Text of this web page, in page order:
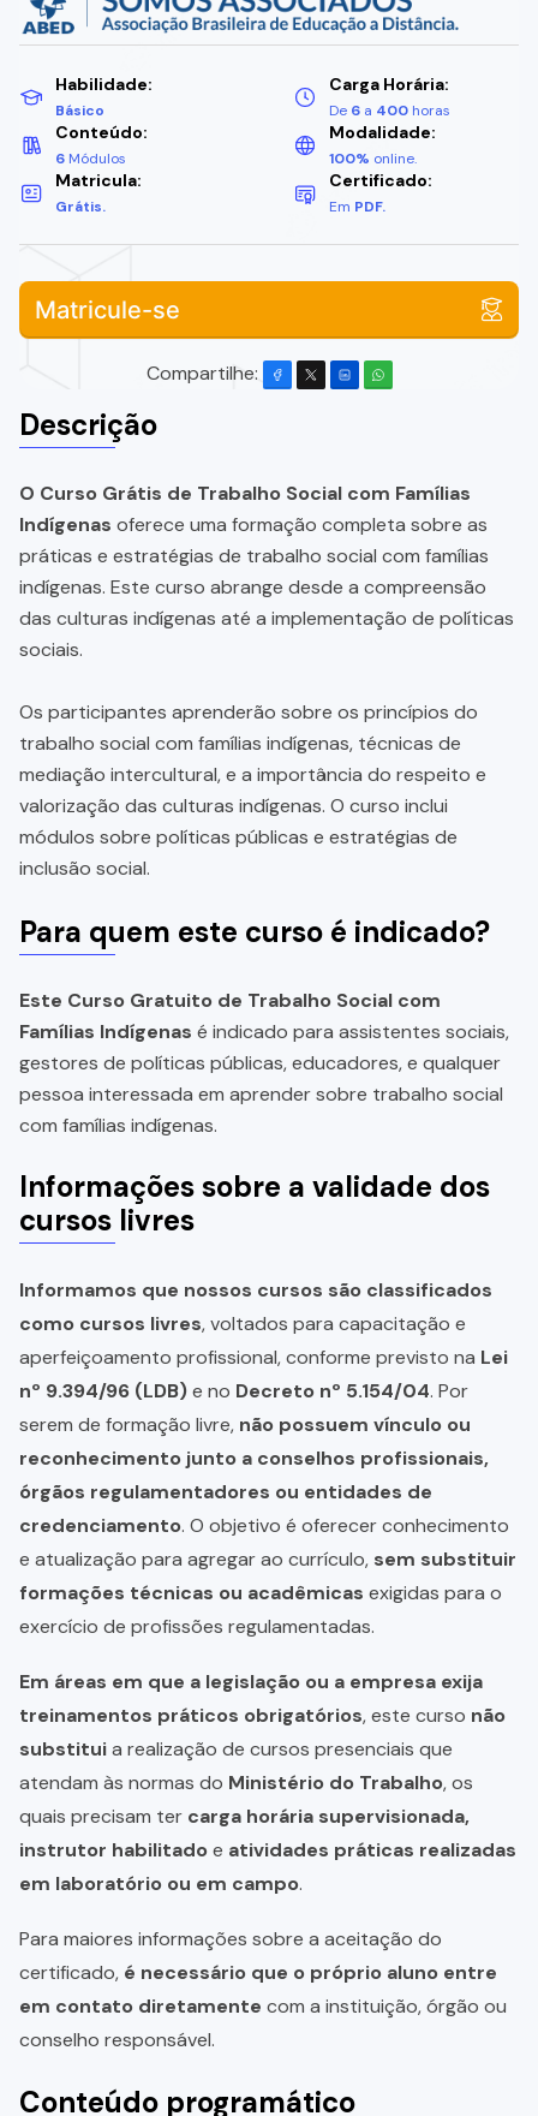
Habilidade:
Básico
Carga Horária:
De 6 a 400 horas
Conteúdo:
6 Módulos
Modalidade:
100% online.
Matricula:
Grátis.
Certificado:
Em PDF.
Matricule-se
Compartilhe:
Descrição
O Curso Grátis de Trabalho Social com Famílias
Indígenas oferece uma formação completa sobre as
práticas e estratégias de trabalho social com famílias
indígenas. Este curso abrange desde a compreensão
das culturas indígenas até a implementação de políticas
sociais.
Os participantes aprenderão sobre os princípios do
trabalho social com famílias indígenas, técnicas de
mediação intercultural, e a importância do respeito e
valorização das culturas indígenas. O curso inclui
módulos sobre políticas públicas e estratégias de
inclusão social.
Para quem este curso é indicado?
Este Curso Gratuito de Trabalho Social com
Famílias Indígenas é indicado para assistentes sociais,
gestores de políticas públicas, educadores, e qualquer
pessoa interessada em aprender sobre trabalho social
com famílias indígenas.
Informações sobre a validade dos
cursos livres
Informamos que nossos cursos são classificados
como cursos livres, voltados para capacitação e
aperfeiçoamento profissional, conforme previsto na Lei
nº 9.394/96 (LDB)e no Decreto nº 5.154/04. Por
serem de formação livre, não possuem vínculo ou
reconhecimento junto a conselhos profissionais,
órgãos regulamentadores ou entidades de
credenciamento. O objetivo é oferecer conhecimento
e atualização para agregar ao currículo, sem substituir
formações técnicas ou acadêmicas exigidas para o
exercício de profissões regulamentadas.
Em áreas em que a legislação ou a empresa exija
treinamentos práticos obrigatórios, este curso não
substituia realização de cursos presenciais que
atendam às normas do Ministério do Trabalho, os
quais precisam ter carga horária supervisionada,
instrutor habilitadoe atividades práticas realizadas
em laboratório ou em campo.
Para maiores informações sobre a aceitação do
certificado, é necessário que o próprio aluno entre
em contato diretamente com a instituição, órgão ou
conselho responsável.
Conteúdo programático